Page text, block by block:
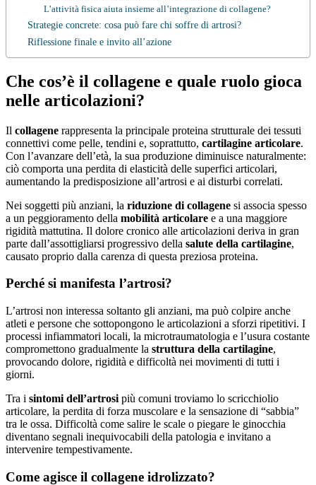
L’attività fisica aiuta insieme all’integrazione di collagene?
Strategie concrete: cosa può fare chi soffre di artrosi?
Riflessione finale e invito all’azione
Che cos’è il collagene e quale ruolo gioca
nelle articolazioni?
Il collagene rappresenta la principale proteina strutturale dei tessuti
connettivi come pelle, tendini e, soprattutto, cartilagine articolare.
Con l’avanzare dell’età, la sua produzione diminuisce naturalmente:
ciò comporta una perdita di elasticità delle superfici articolari,
aumentando la predisposizione all’artrosi e ai disturbi correlati.
Nei soggetti più anziani, la riduzione di collagene si associa spesso
a un peggioramento della mobilità articolare e a una maggiore
rigidità mattutina. Il dolore cronico alle articolazioni deriva in gran
parte dall’assottigliarsi progressivo della salute della cartilagine,
causato proprio dalla carenza di questa preziosa proteina.
Perché si manifesta l’artrosi?
L’artrosi non interessa soltanto gli anziani, ma può colpire anche
atleti e persone che sottopongono le articolazioni a sforzi ripetitivi. I
processi infiammatori locali, la microtraumatologia e l’usura costante
compromettono gradualmente la struttura della cartilagine,
provocando dolore, rigidità e difficoltà nei movimenti di tutti i
giorni.
Tra i sintomi dell’artrosi più comuni troviamo lo scricchiolio
articolare, la perdita di forza muscolare e la sensazione di “sabbia”
tra le ossa. Difficoltà come salire le scale o piegare le ginocchia
diventano segnali inequivocabili della patologia e invitano a
intervenire tempestivamente.
Come agisce il collagene idrolizzato?